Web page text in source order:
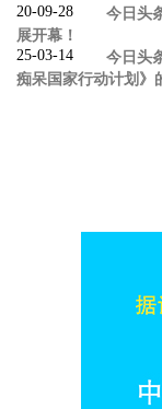
20-09-28
今日头
展开幕！
25-03-14
今日头
痴呆国家行动计划》